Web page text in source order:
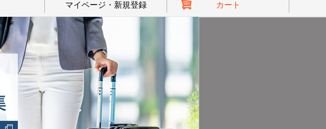
マイページ・新規登録 カート